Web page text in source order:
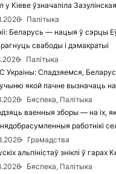
у Кіеве ўзначаліла Зазулінская
Палітыка
Беларусь — нацыя ў сэрцы
свабоды і дэмакратыі
Палітыка
Украіны: Спадзяемся,
якой пачне вызначаць
Бяспека, Палітыка
ваенныя зборы — на іх,
работнікі
Грамадства
альпіністаў зніклі ў гарах
Бяспека, Палітыка